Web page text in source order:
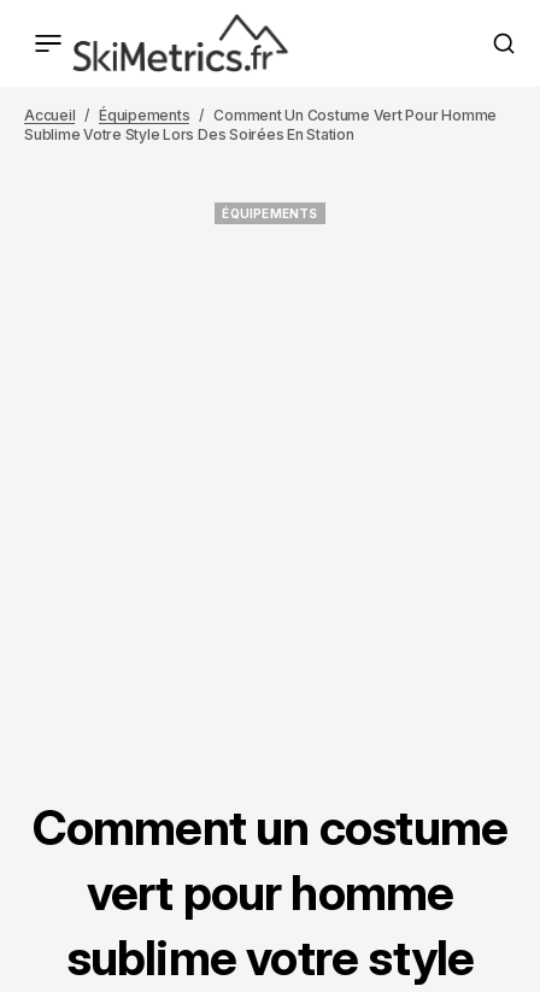
Accueil Équipements
Comment Un Costume Vert Pour Homme
Sublime Votre Style Lors Des Soirées En Station
ÉQUIPEMENTS
Comment un costume
vert pour homme
sublime votre style